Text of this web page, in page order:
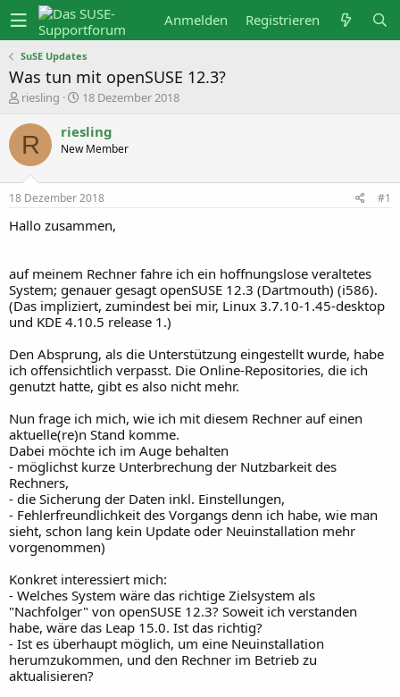
Anmelden Registrieren
SuSE Updates
Was tun mit openSUSE 12.3?
E
s
t
e
l
e
r
riesling
E
t
e
t
a
18 Dezember 2018
R riesling
New Member
18 Dezember 2018 #1
Hallo zusammen,
auf meinem Rechner fahre ich ein hoffnungslose veraltetes
System; genauer gesagt openSUSE 12.3 (Dartmouth) (i586).
(Das impliziert, zumindest bei mir, Linux 3.7.10-1.45-desktop
und KDE 4.10.5 release 1.)
Den Absprung, als die Unterstützung eingestellt wurde, habe
ich offensichtlich verpasst. Die Online-Repositories, die ich
genutzt hatte, gibt es also nicht mehr.
Nun frage ich mich, wie ich mit diesem Rechner auf einen
aktuelle(re)n Stand komme.
Dabei möchte ich im Auge behalten
- möglichst kurze Unterbrechung der Nutzbarkeit des
Rechners,
- die Sicherung der Daten inkl. Einstellungen,
- Fehlerfreundlichkeit des Vorgangs denn ich habe, wie man
sieht, schon lang kein Update oder Neuinstallation mehr
vorgenommen)
Konkret interessiert mich:
- Welches System wäre das richtige Zielsystem als
"Nachfolger" von openSUSE 12.3? Soweit ich verstanden
habe, wäre das Leap 15.0. Ist das richtig?
- Ist es überhaupt möglich, um eine Neuinstallation
herumzukommen, und den Rechner im Betrieb zu
aktualisieren?